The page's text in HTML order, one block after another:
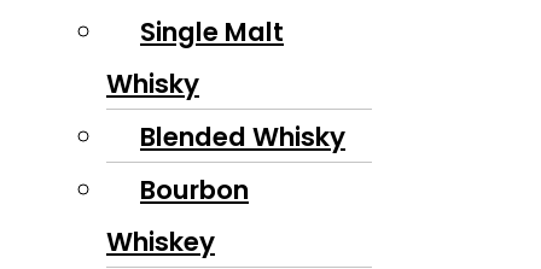
Single Malt
Whisky
Blended Whisky
Bourbon
Whiskey